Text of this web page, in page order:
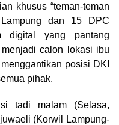
khusus “teman-teman
Lampung dan 15 DPC
digital yang pantang
calon lokasi ibu
posisi DKI
pihak.
tadi malam (Selasa,
(Korwil Lampung-